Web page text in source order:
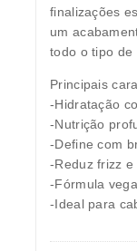
finalizações
um
todo o tipo de
Principais
-Hidratação
-Nutrição
-Define com
-Reduz frizz
-Fórmula
-Ideal para